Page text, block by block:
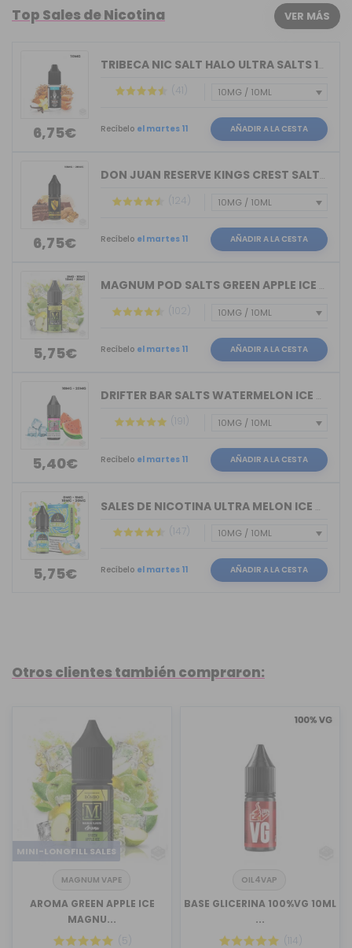
Top Sales de Nicotina VER MÁS
6,75€
TRIBECA NIC SALT HALO ULTRA SALTS 10M...
(41)
Recíbelo el martes 11 AÑADIR A LA CESTA
6,75€
DON JUAN RESERVE KINGS CREST SALTS 10ML
(124)
Recíbelo el martes 11 AÑADIR A LA CESTA
5,75€
MAGNUM POD SALTS GREEN APPLE ICE 10ML
(102)
Recíbelo el martes 11 AÑADIR A LA CESTA
5,40€
DRIFTER BAR SALTS WATERMELON ICE JUIC...
(191)
Recíbelo el martes 11 AÑADIR A LA CESTA
5,75€
SALES DE NICOTINA ULTRA MELON ICE BAR...
(147)
Recíbelo el martes 11 AÑADIR A LA CESTA
Otros clientes también compraron:
MINI-LONGFILL SALES
MAGNUM VAPE
AROMA GREEN APPLE ICE
MAGNU...
(5)
OIL4VAP
BASE GLICERINA 100%VG 10ML
...
(114)